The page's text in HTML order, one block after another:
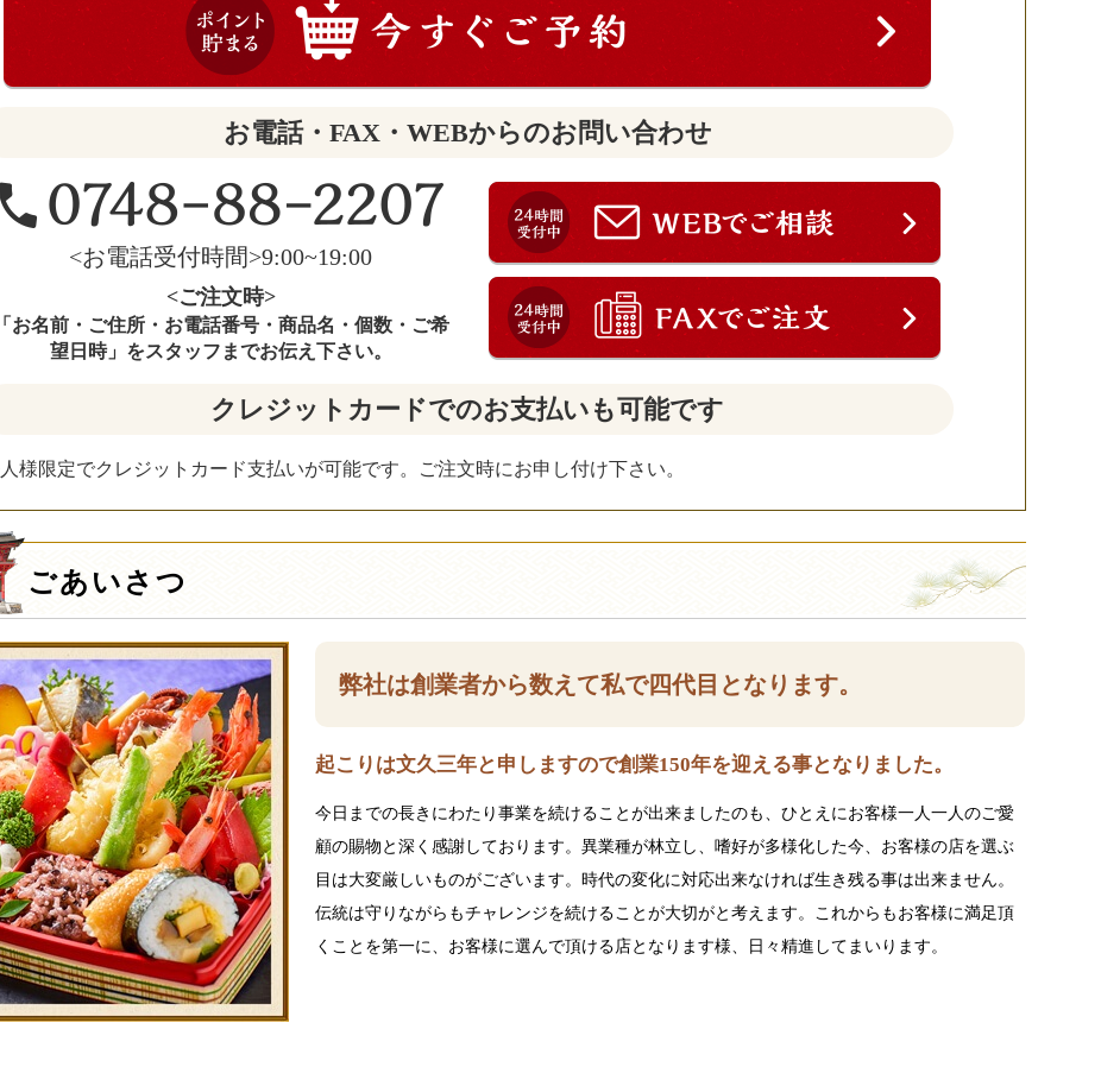
お電話・FAX・WEBからのお問い合わせ
<お電話受付時間>9:00~19:00
<ご注文時>
「お名前・ご住所・お電話番号・商品名・個数・ご希
望日時」をスタッフまでお伝え下さい。
クレジットカードでのお支払いも可能です
様限定でクレジットカード支払いが可能です。ご注文時にお申し付け下さい。
ごあいさつ
弊社は創業者から数えて私で四代目となります。
起こりは文久三年と申しますので創業150年を迎える事となりました。
今日までの長きにわたり事業を続けることが出来ましたのも、ひとえにお客様一人一人のご愛
顧の賜物と深く感謝しております。異業種が林立し、嗜好が多様化した今、お客様の店を選ぶ
目は大変厳しいものがございます。時代の変化に対応出来なければ生き残る事は出来ません。
伝統は守りながらもチャレンジを続けることが大切がと考えます。これからもお客様に満足頂
くことを第一に、お客様に選んで頂ける店となります様、日々精進してまいります。